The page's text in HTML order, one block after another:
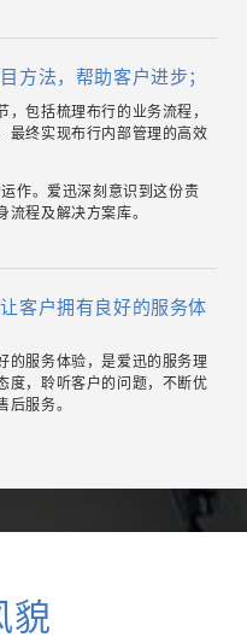
方法，帮助客户进步；
包括梳理布行的业务流程，
最终实现布行内部管理的高效
作。爱迅深刻意识到这份责
程及解决方案库。
客户拥有良好的服务体
的服务体验，是爱迅的服务理
度，聆听客户的问题，不断优
后服务。
貌